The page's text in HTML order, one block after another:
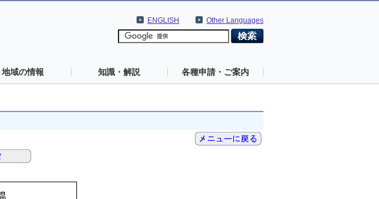
Other Languages
ENGLISH
地域の情報 知識・解説 各種申請・ご案内